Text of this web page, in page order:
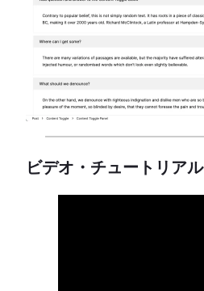
ビデオ・チュートリアル